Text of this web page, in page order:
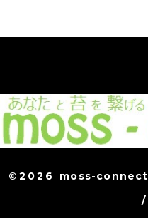
©2026 moss-connect
/